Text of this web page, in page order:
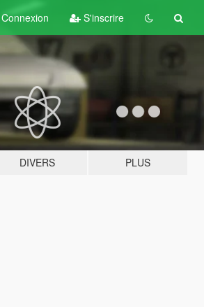
Connexion S'inscrire
DIVERS PLUS